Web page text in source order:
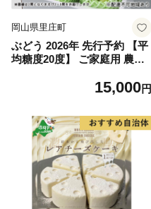
岡山県里庄町
ぶどう 2026年 先行予約 【平
均糖度20度】 ご家庭用 農家
ット 2～3房 合計約1.2kg ブ
直送 】
15,000円